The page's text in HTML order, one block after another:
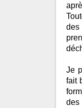
Je
fait